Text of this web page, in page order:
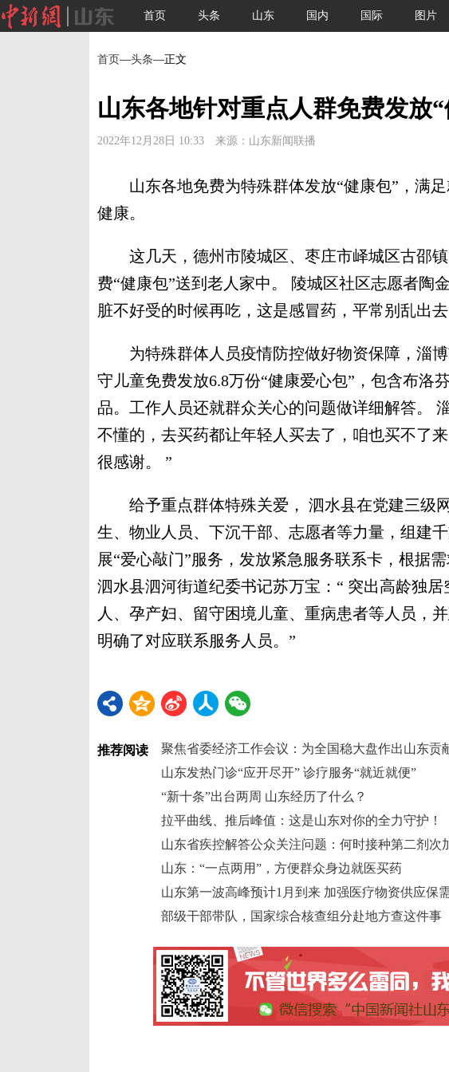
首页 头条 山东 国内 国际 图片
首页—头条—正文
山东各地针对重点人群免费发放
2022年12月28日 10:33 来源：山东新闻联播
山东各地免费为特殊群体发放“健康包”，满足
健康。
这几天，德州市陵城区、枣庄市峄城区古邵镇
费“健康包”送到老人家中。 陵城区社区志愿者陶
脏不好受的时候再吃，这是感冒药，平常别乱出
为特殊群体人员疫情防控做好物资保障，淄博
守儿童免费发放6.8万份“健康爱心包”，包含布洛
品。工作人员还就群众关心的问题做详细解答。
不懂的，去买药都让年轻人买去了，咱也买不了
很感谢。 ”
给予重点群体特殊关爱， 泗水县在党建三级
生、物业人员、下沉干部、志愿者等力量，组建
展“爱心敲门”服务，发放紧急服务联系卡，根据
泗水县泗河街道纪委书记苏万宝：“ 突出高龄独
人、孕产妇、留守困境儿童、重病患者等人员，
明确了对应联系服务人员。”
推荐阅读
聚焦省委经济工作会议：为全国稳大盘作出山东贡
山东发热门诊“应开尽开” 诊疗服务“就近就便”
“新十条”出台两周 山东经历了什么？
拉平曲线、推后峰值：这是山东对你的全力守护！
山东省疾控解答公众关注问题：何时接种第二剂次
山东：“一点两用”，方便群众身边就医买药
山东第一波高峰预计1月到来 加强医疗物资供应保
部级干部带队，国家综合核查组分赴地方查这件事